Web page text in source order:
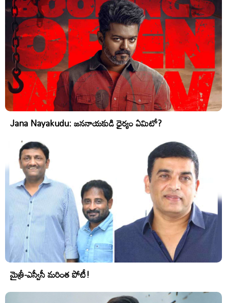
Jana Nayakudu: జననాయకుడి ధైర్యం ఏమిటో?
మైత్రీ-ఎస్వీసీ మరింత పోటీ!